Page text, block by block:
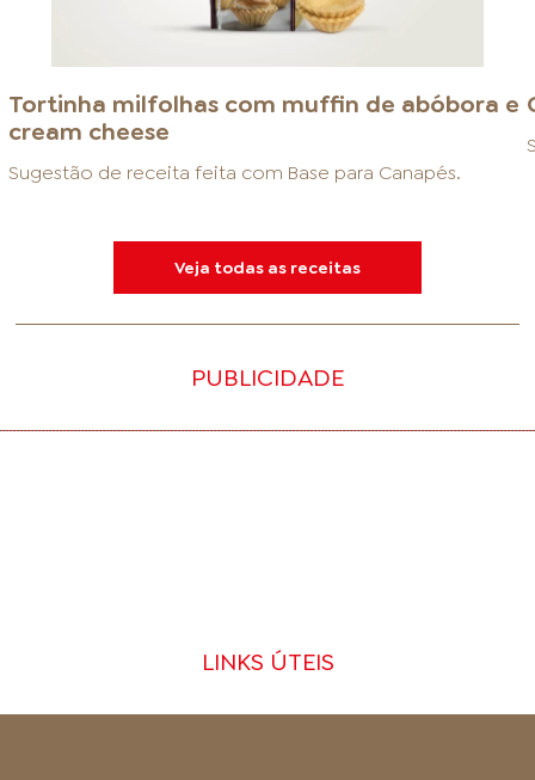
Tortinha milfolhas com muffin de abóbora e
cream cheese
Sugestão de receita feita com Base para Canapés.
Veja todas as receitas
PUBLICIDADE
LINKS ÚTEIS